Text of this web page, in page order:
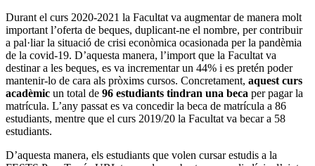
Durant el curs 2020-2021 la Facultat va augmentar de manera molt
important l’oferta de beques, duplicant-ne el nombre, per contribuir
a pal·liar la situació de crisi econòmica ocasionada per la pandèmia
de la covid-19. D’aquesta manera, l’import que la Facultat va
destinar a les beques, es va incrementar un 44% i es pretén poder
mantenir-lo de cara als pròxims cursos. Concretament, aquest curs
acadèmic un total de 96 estudiants tindran una beca per pagar la
matrícula. L’any passat es va concedir la beca de matrícula a 86
estudiants, mentre que el curs 2019/20 la Facultat va becar a 58
estudiants.
D’aquesta manera, els estudiants que volen cursar estudis a la